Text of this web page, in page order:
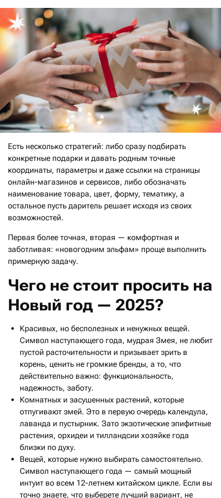
Есть несколько стратегий: либо сразу подбирать
конкретные подарки и давать родным точные
координаты, параметры и даже ссылки на страницы
онлайн-магазинов и сервисов, либо обозначать
наименование товара, цвет, форму, тематику, а
остальное пусть даритель решает исходя из своих
возможностей.
Первая более точная, вторая — комфортная и
заботливая: «новогодним эльфам» проще выполнить
примерную задачу.
Чего не стоит просить на
Новый год — 2025?
Красивых, но бесполезных и ненужных вещей.
Символ наступающего года, мудрая Змея, не любит
пустой расточительности и призывает зрить в
корень, ценить не громкие бренды, а то, что
действительно важно: функциональность,
надежность, заботу.
Комнатных и засушенных растений, которые
отпугивают змей. Это в первую очередь календула,
лаванда и пустырник. Зато экзотические эпифитные
растения, орхидеи и тилландсии хозяйке года
близки по духу.
Вещей, которые нужно выбирать самостоятельно.
Символ наступающего года — самый мощный
интуит во всем 12-летнем китайском цикле. Если вы
точно знаете, что выберете лучший вариант, не